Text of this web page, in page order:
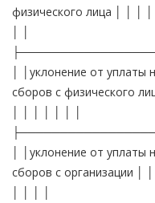
физического лица │ │ │
│ │уклонение от
сборов с физического
│ │уклонение от
сборов с организации │